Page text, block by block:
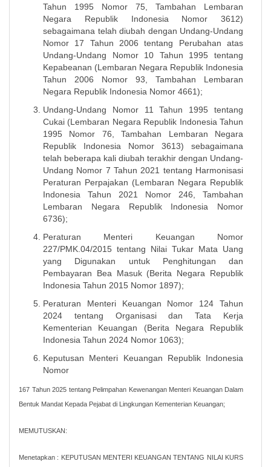
Tahun 1995 Nomor 75, Tambahan Lembaran
Negara Republik Indonesia Nomor 3612)
sebagaimana telah diubah dengan Undang-Undang
Nomor 17 Tahun 2006 tentang Perubahan atas
Undang-Undang Nomor 10 Tahun 1995 tentang
Kepabeanan (Lembaran Negara Republik Indonesia
Tahun 2006 Nomor 93, Tambahan Lembaran
Negara Republik Indonesia Nomor 4661);
Undang-Undang Nomor 11 Tahun 1995 tentang
Cukai (Lembaran Negara Republik Indonesia Tahun
1995 Nomor 76, Tambahan Lembaran Negara
Republik Indonesia Nomor 3613) sebagaimana
telah beberapa kali diubah terakhir dengan Undang-
Undang Nomor 7 Tahun 2021 tentang Harmonisasi
Peraturan Perpajakan (Lembaran Negara Republik
Indonesia Tahun 2021 Nomor 246, Tambahan
Lembaran Negara Republik Indonesia Nomor
6736);
Peraturan Menteri Keuangan Nomor
227/PMK.04/2015 tentang Nilai Tukar Mata Uang
yang Digunakan untuk Penghitungan dan
Pembayaran Bea Masuk (Berita Negara Republik
Indonesia Tahun 2015 Nomor 1897);
Peraturan Menteri Keuangan Nomor 124 Tahun
2024 tentang Organisasi dan Tata Kerja
Kementerian Keuangan (Berita Negara Republik
Indonesia Tahun 2024 Nomor 1063);
Keputusan Menteri Keuangan Republik Indonesia
Nomor
167 Tahun 2025 tentang Pelimpahan Kewenangan Menteri Keuangan Dalam
Bentuk Mandat Kepada Pejabat di Lingkungan Kementerian Keuangan;
MEMUTUSKAN:
Menetapkan : KEPUTUSAN MENTERI KEUANGAN TENTANG NILAI KURS